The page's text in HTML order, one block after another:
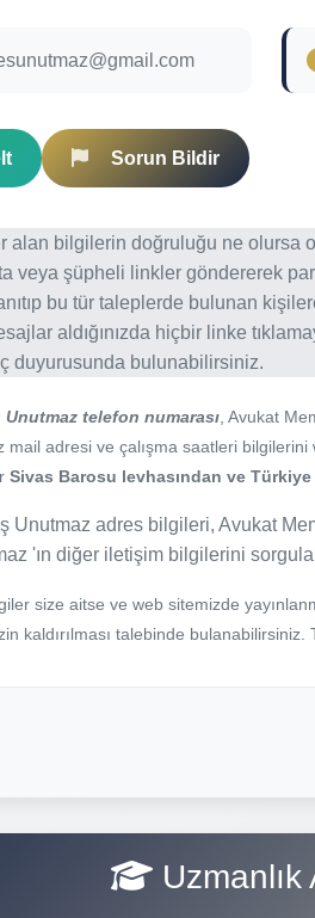
Sorun Bildir
alan bilgilerin doğruluğu ne olursa
veya şüpheli linkler göndererek
bu tür taleplerde bulunan
aldığınızda hiçbir linke
duyurusunda bulunabilirsiniz.
telefon numarası , Avukat
adresi ve çalışma saatleri bilgilerini
Sivas Barosu levhasından ve
Unutmaz adres bilgileri, Avukat
'ın diğer iletişim bilgilerini
size aitse ve web sitemizde
kaldırılması talebinde
Uzmanlık